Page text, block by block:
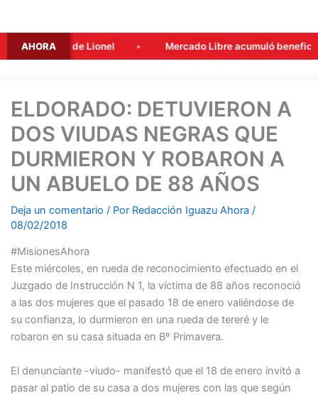
AHORA
padre de Lionel Mercado Libre acumuló beneficios
ELDORADO: DETUVIERON A
DOS VIUDAS NEGRAS QUE
DURMIERON Y ROBARON A
UN ABUELO DE 88 AÑOS
Deja un comentario / Por Redacción Iguazu Ahora /
08/02/2018
#MisionesAhora
Este miércoles, en rueda de reconocimiento efectuado en el
Juzgado de Instrucción N 1, la víctima de 88 años reconoció
a las dos mujeres que el pasado 18 de enero valiéndose de
su confianza, lo durmieron en una rueda de tereré y le
robaron en su casa situada en Bº Primavera.
El denunciante -viudo- manifestó que el 18 de enero invitó a
pasar al patio de su casa a dos mujeres con las que según